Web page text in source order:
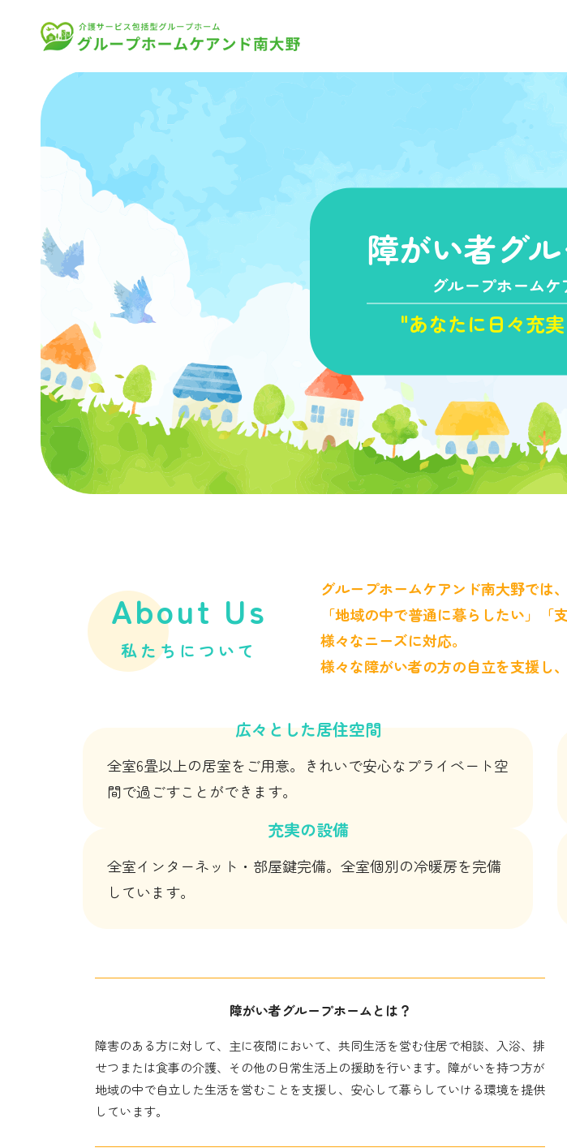
障がい者グ
グループホーム
"あなたに日々充
About Us
私たちについて
グループホームケアンド南大野では
「地域の中で普通に暮らしたい」
様々なニーズに対応。
様々な障がい者の方の自立を支援し
広々とした居住空間
全室6畳以上の居室をご用意。きれいで安心なプライベート空
間で過ごすことができます。
充実の設備
全室インターネット・部屋鍵完備。全室個別の冷暖房を完備
しています。
障がい者グループホームとは？
障害のある方に対して、主に夜間において、共同生活を営む住居で相談、入浴、排
せつまたは食事の介護、その他の日常生活上の援助を行います。障がいを持つ方が
地域の中で自立した生活を営むことを支援し、安心して暮らしていける環境を提供
しています。